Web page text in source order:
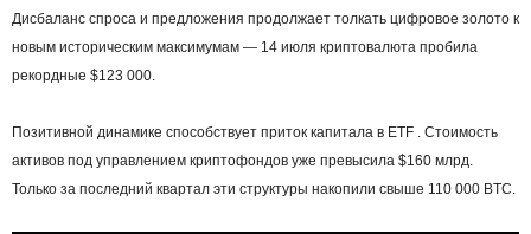
Дисбаланс спроса и предложения продолжает толкать цифровое золото к
новым историческим максимумам — 14 июля криптовалюта пробила
рекордные $123 000.
Позитивной динамике способствует приток капитала в ETF . Стоимость
активов под управлением криптофондов уже превысила $160 млрд.
Только за последний квартал эти структуры накопили свыше 110 000 BTC.